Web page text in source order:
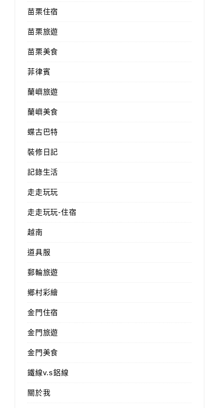
苗栗住宿
苗栗旅遊
苗栗美食
菲律賓
蘭嶼旅遊
蘭嶼美食
蝶古巴特
裝修日記
記錄生活
走走玩玩
走走玩玩-住宿
越南
道具服
郵輪旅遊
鄉村彩繪
金門住宿
金門旅遊
金門美食
鐵線v.s鋁線
關於我